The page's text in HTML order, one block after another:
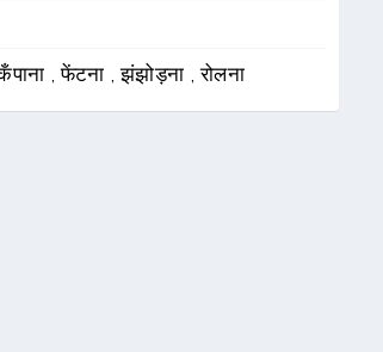
,फेंटना ,झंझोड़ना ,रोलना